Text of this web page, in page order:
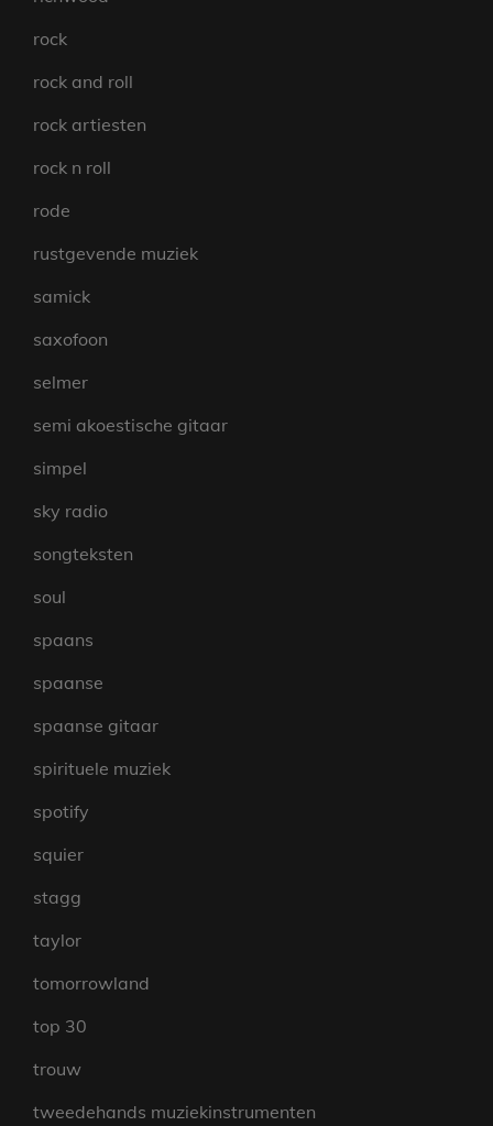
rock
rock and roll
rock artiesten
rock n roll
rode
rustgevende muziek
samick
saxofoon
selmer
semi akoestische gitaar
simpel
sky radio
songteksten
soul
spaans
spaanse
spaanse gitaar
spirituele muziek
spotify
squier
stagg
taylor
tomorrowland
top 30
trouw
tweedehands muziekinstrumenten